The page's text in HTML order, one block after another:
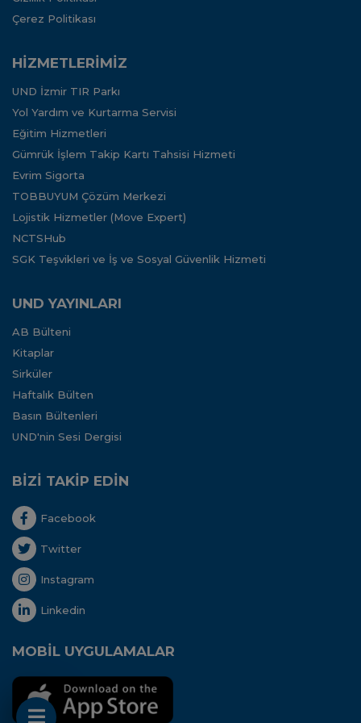
Çerez Politikası
HİZMETLERİMİZ
UND İzmir TIR Parkı
Yol Yardım ve Kurtarma Servisi
Eğitim Hizmetleri
Gümrük İşlem Takip Kartı Tahsisi Hizmeti
Evrim Sigorta
TOBBUYUM Çözüm Merkezi
Lojistik Hizmetler (Move Expert)
NCTSHub
SGK Teşvikleri ve İş ve Sosyal Güvenlik Hizmeti
UND YAYINLARI
AB Bülteni
Kitaplar
Sirküler
Haftalık Bülten
Basın Bültenleri
UND'nin Sesi Dergisi
BİZİ TAKİP EDİN
Facebook
Twitter
Instagram
Linkedin
MOBİL UYGULAMALAR